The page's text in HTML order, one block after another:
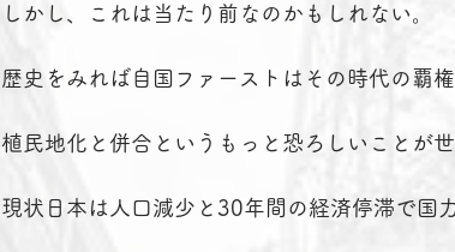
しかし、これは当たり前なのかもしれない。
歴史をみれば自国ファーストはその時代の覇
植民地化と併合というもっと恐ろしいことが世
現状日本は人口減少と30年間の経済停滞で国